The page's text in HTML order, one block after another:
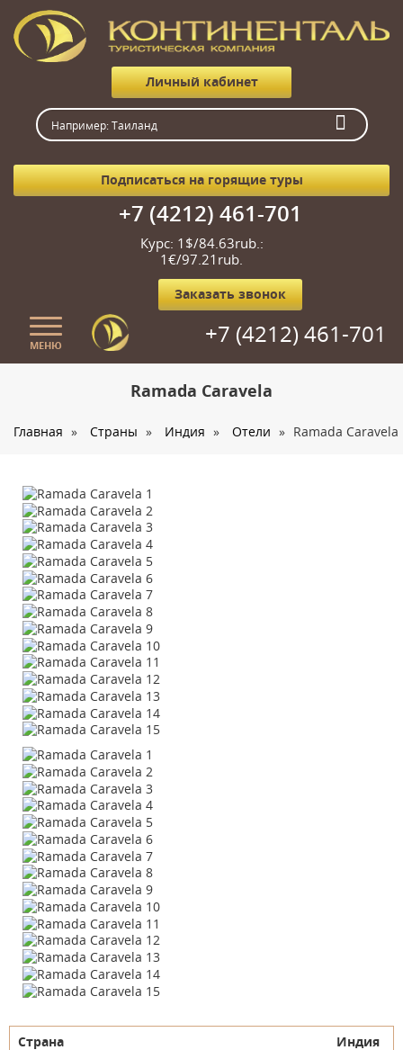
Личный кабинет
Подписаться на горящие туры
+7 (4212) 461-701
Курс: 1$/84.63rub.:
1€/97.21rub.
Заказать звонок
МЕНЮ +7 (4212) 461-701
Страны
Туристам
Корпоративное обслуживание
Новости
Контакты
Ramada Caravela
Главная » Страны » Индия » Отели » Ramada Caravela
Страна
Индия